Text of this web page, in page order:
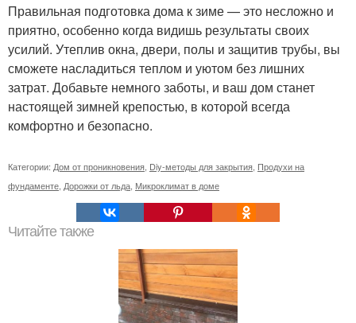
Правильная подготовка дома к зиме — это несложно и
приятно, особенно когда видишь результаты своих
усилий. Утеплив окна, двери, полы и защитив трубы, вы
сможете насладиться теплом и уютом без лишних
затрат. Добавьте немного заботы, и ваш дом станет
настоящей зимней крепостью, в которой всегда
комфортно и безопасно.
Категории: Дом от проникновения Diy-методы для закрытия Продухи на
фундаменте Дорожки от льда Микроклимат в доме
Читайте также